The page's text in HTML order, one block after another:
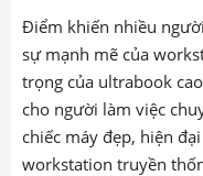
Điểm khiến nhiều
sự mạnh mẽ của
trọng của ultrabook
cho người làm việc
chiếc máy đẹp, hiện
workstation truyền